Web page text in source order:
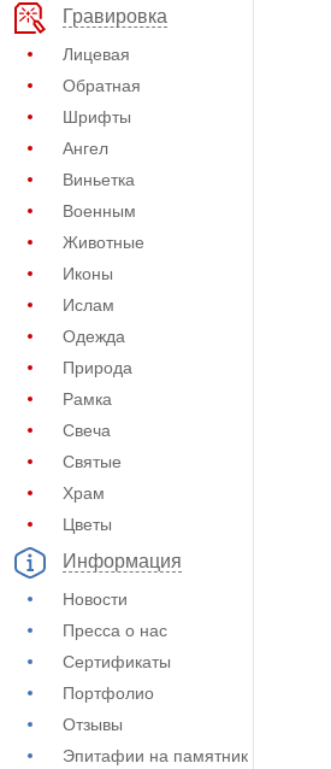
Гравировка
Лицевая
Обратная
Шрифты
Ангел
Виньетка
Военным
Животные
Иконы
Ислам
Одежда
Природа
Рамка
Свеча
Святые
Храм
Цветы
Информация
Новости
Пресса о нас
Сертификаты
Портфолио
Отзывы
Эпитафии на памятник